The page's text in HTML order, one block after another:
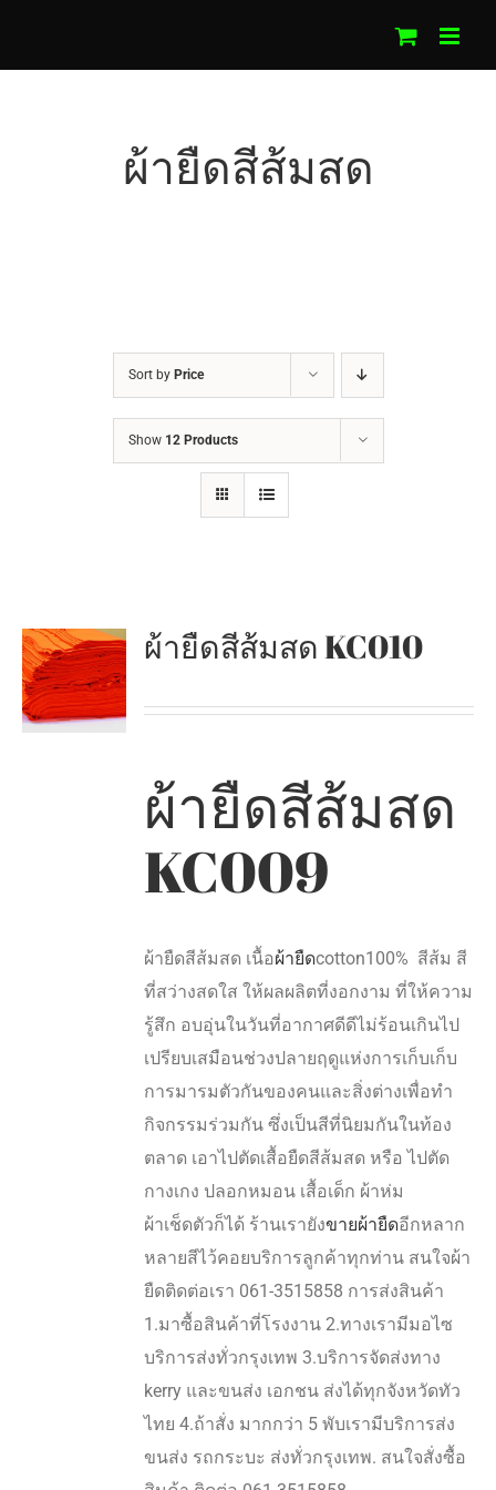
ผ้ายืดสีส้มสด
Sort by Price
Show 12 Products
ผ้ายืดสีส้มสด KC010
ผ้ายืดสีส้มสด
KC009
ผ้ายืดสีส้มสด เนื้อผ้ายืดcotton100% สีส้ม สี
ที่สว่างสดใส ให้ผลผลิตที่งอกงาม ที่ให้ความ
รู้สึก อบอุ่นในวันที่อากาศดีดีไม่ร้อนเกินไป
เปรียบเสมือนช่วงปลายฤดูแห่งการเก็บเก็บ
การมารมตัวกันของคนและสิ่งต่างเพื่อทำ
กิจกรรมร่วมกัน ซึ่งเป็นสีที่นิยมกันในท้อง
ตลาด เอาไปตัดเสื้อยืดสีส้มสด หรือ ไปตัด
กางเกง ปลอกหมอน เสื้อเด็ก ผ้าห่ม
ผ้าเช็ดตัวก็ได้ ร้านเรายังขายผ้ายืดอีกหลาก
หลายสีไว้คอยบริการลูกค้าทุกท่าน สนใจผ้า
ยืดติดต่อเรา 061-3515858 การส่งสินค้า
1.มาซื้อสินค้าที่โรงงาน 2.ทางเรามีมอไซ
บริการส่งทั่วกรุงเทพ 3.บริการจัดส่งทาง
kerry และขนส่ง เอกชน ส่งได้ทุกจังหวัดทัว
ไทย 4.ถ้าสั่ง มากกว่า 5 พับเรามีบริการส่ง
ขนส่ง รถกระบะ ส่งทั่วกรุงเทพ. สนใจสั่งซื้อ